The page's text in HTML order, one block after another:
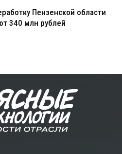
Пензенской области
340 млн рублей